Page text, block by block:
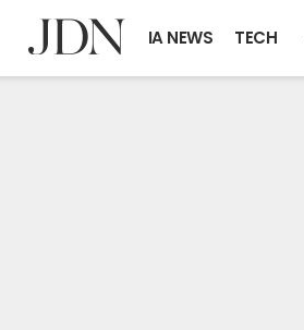
IA NEWS TECH